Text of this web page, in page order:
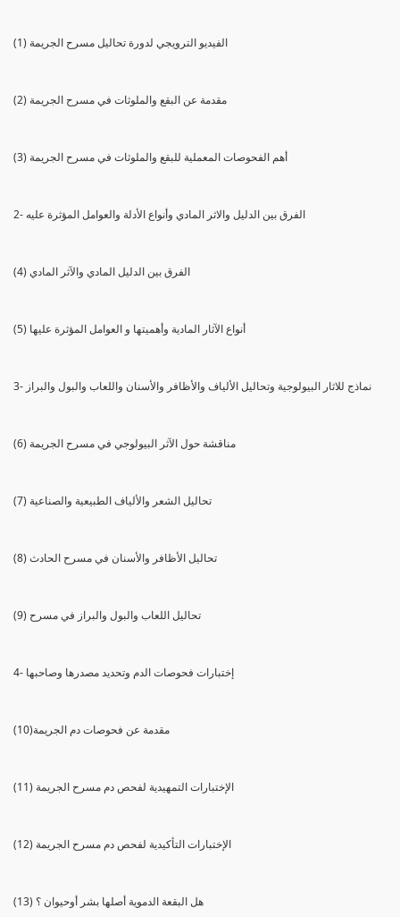
(1) الفيديو الترويجي لدورة تحاليل مسرح الجريمة
(2) مقدمة عن البقع والملوثات في مسرح الجريمة
(3) أهم الفحوصات المعملية للبقع والملوثات في مسرح الجريمة
2- الفرق بين الدليل والاثر المادي وأنواع الأدلة والعوامل المؤثرة عليه
(4) الفرق بين الدليل المادي والآثر المادي
(5) أنواع الآثار المادية وأهميتها و العوامل المؤثرة عليها
3- نماذج للاثار البيولوجية وتحاليل الألياف والأظافر والأسنان واللعاب والبول والبراز
(6) مناقشة حول الآثر البيولوجي في مسرح الجريمة
(7) تحاليل الشعر والألياف الطبيعية والصناعية
(8) تحاليل الأظافر والأسنان في مسرح الحادث
(9) تحاليل اللعاب والبول والبراز في مسرح
4- إختبارات فحوصات الدم وتحديد مصدرها وصاحبها
(10)مقدمة عن فحوصات دم الجريمة
(11) الإختبارات التمهيدية لفحص دم مسرح الجريمة
(12) الإختبارات التأكيدية لفحص دم مسرح الجريمة
(13) هل البقعة الدموية أصلها بشر أوحيوان ؟